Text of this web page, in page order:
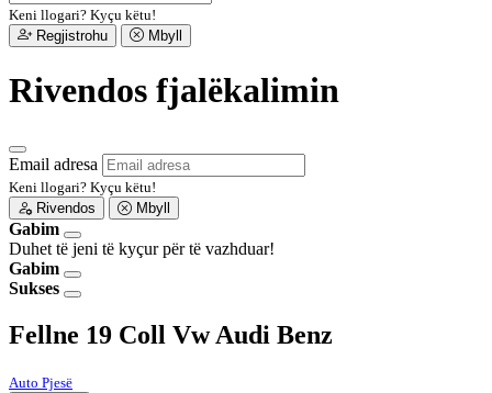
Keni llogari? Kyçu këtu!
Regjistrohu
Mbyll
Rivendos fjalëkalimin
Email adresa
Keni llogari? Kyçu këtu!
Rivendos
Mbyll
Gabim
Duhet të jeni të kyçur për të vazhduar!
Gabim
Sukses
Fellne 19 Coll Vw Audi Benz
Auto Pjesë